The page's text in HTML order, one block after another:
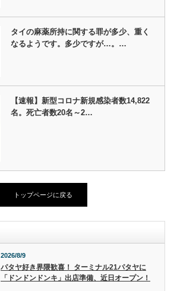
タイの麻薬所持に関する罪が多少、重く
なるようです。多少ですが…。…
【速報】新型コロナ新規感染者数14,822
名。死亡者数20名～2…
トップページに戻る
2026/8/9
パタヤ好き界隈歓喜！ ターミナル21パタヤに
「ドンドンドンキ」出店準備、近日オープン！